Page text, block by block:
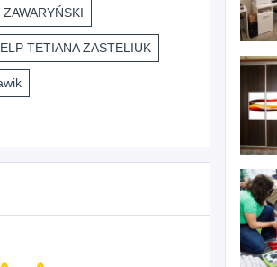
TETIANA ZASTELIUK